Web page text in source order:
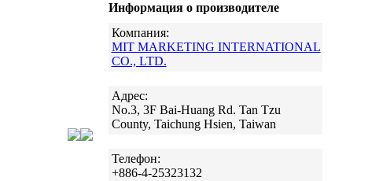
Информация о производителе
Компания:
MIT MARKETING INTERNATIONAL
CO., LTD.
Адрес:
No.3, 3F Bai-Huang Rd. Tan Tzu
County, Taichung Hsien, Taiwan
Телефон:
+886-4-25323132